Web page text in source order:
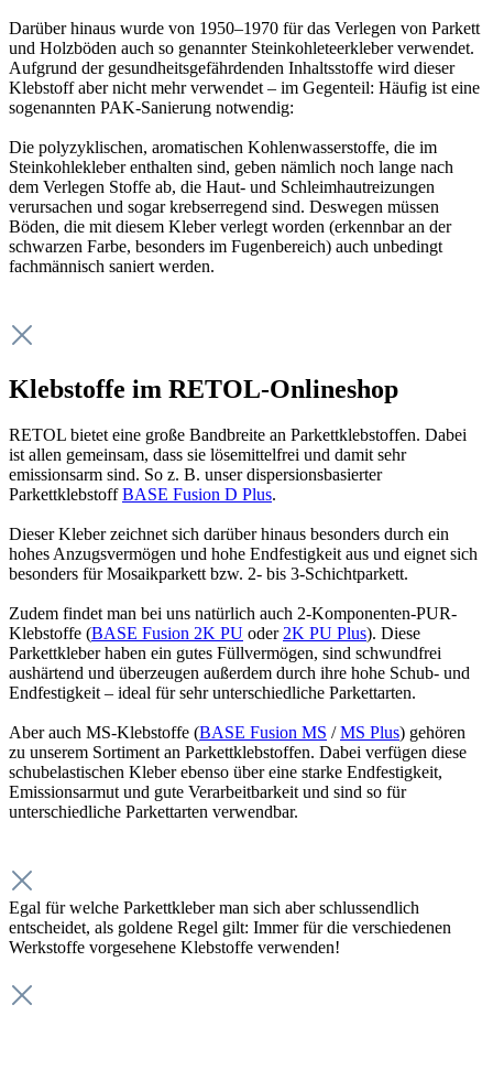
Darüber hinaus wurde von 1950–1970 für das Verlegen von Parkett
und Holzböden auch so genannter Steinkohleteerkleber verwendet.
Aufgrund der gesundheitsgefährdenden Inhaltsstoffe wird dieser
Klebstoff aber nicht mehr verwendet – im Gegenteil: Häufig ist eine
sogenannten PAK-Sanierung notwendig:
Die polyzyklischen, aromatischen Kohlenwasserstoffe, die im
Steinkohlekleber enthalten sind, geben nämlich noch lange nach
dem Verlegen Stoffe ab, die Haut- und Schleimhautreizungen
verursachen und sogar krebserregend sind. Deswegen müssen
Böden, die mit diesem Kleber verlegt worden (erkennbar an der
schwarzen Farbe, besonders im Fugenbereich) auch unbedingt
fachmännisch saniert werden.
Klebstoffe im RETOL-Onlineshop
RETOL bietet eine große Bandbreite an Parkettklebstoffen. Dabei
ist allen gemeinsam, dass sie lösemittelfrei und damit sehr
emissionsarm sind. So z. B. unser dispersionsbasierter
ParkettklebstoffBASE Fusion D Plus.
Dieser Kleber zeichnet sich darüber hinaus besonders durch ein
hohes Anzugsvermögen und hohe Endfestigkeit aus und eignet sich
besonders für Mosaikparkett bzw. 2- bis 3-Schichtparkett.
Zudem findet man bei uns natürlich auch 2-Komponenten-PUR-
Klebstoffe (BASE Fusion 2K PU oder2K PU Plus). Diese
Parkettkleber haben ein gutes Füllvermögen, sind schwundfrei
aushärtend und überzeugen außerdem durch ihre hohe Schub- und
Endfestigkeit – ideal für sehr unterschiedliche Parkettarten.
Aber auch MS-Klebstoffe (BASE Fusion MS /MS Plus) gehören
zu unserem Sortiment an Parkettklebstoffen. Dabei verfügen diese
schubelastischen Kleber ebenso über eine starke Endfestigkeit,
Emissionsarmut und gute Verarbeitbarkeit und sind so für
unterschiedliche Parkettarten verwendbar.
Egal für welche Parkettkleber man sich aber schlussendlich
entscheidet, als goldene Regel gilt: Immer für die verschiedenen
Werkstoffe vorgesehene Klebstoffe verwenden!